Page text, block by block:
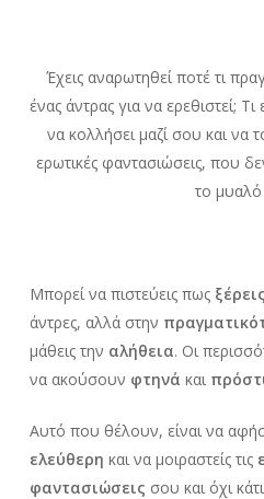
Έχεις αναρωτηθεί ποτέ τι
ένας άντρας για να ερεθιστεί;
να κολλήσει μαζί σου και να
ερωτικές φαντασιώσεις, που
το μυαλό
Μπορεί να πιστεύεις πως ξέρεις
άντρες, αλλά στην
μάθεις την αλήθεια. Οι
να ακούσουν φτηνά και
Αυτό που θέλουν, είναι να
ελεύθερη και να μοιραστείς τις
φαντασιώσεις σου και όχι